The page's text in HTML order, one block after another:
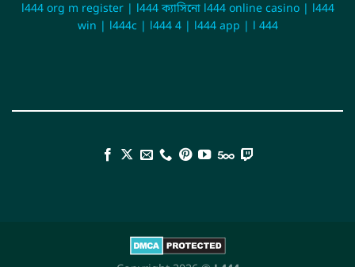
l444 org m register | l444 ক্যাসিনো l444 online casino | l444
win | l444c | l444 4 | l444 app | l 444